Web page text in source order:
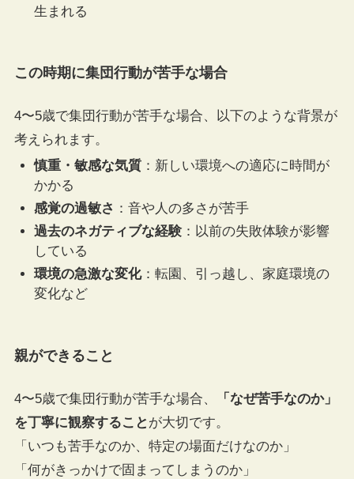
生まれる
この時期に集団行動が苦手な場合
4〜5歳で集団行動が苦手な場合、以下のような背景が
考えられます。
慎重・敏感な気質 ：新しい環境への適応に時間が
かかる
感覚の過敏さ ：音や人の多さが苦手
過去のネガティブな経験 ：以前の失敗体験が影響
している
環境の急激な変化：転園、引っ越し、家庭環境の
変化など
親ができること
4〜5歳で集団行動が苦手な場合、
「なぜ苦手なのか」
を丁寧に観察すること が大切です。
「いつも苦手なのか、特定の場面だけなのか」
「何がきっかけで固まってしまうのか」